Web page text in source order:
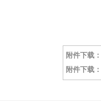
附件下载：
附件下载：